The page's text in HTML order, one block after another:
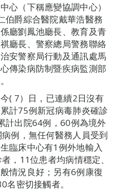
心（下稱應變協調中心）
伯爵綜合醫院戴華浩醫務
廳劉鳳池廳長、教育及青
廳長、警察總局警務聯絡
安警察局行動及通訊處馬
傳染病防制暨疾病監測部
( 7）日，已連續2日沒有
計75例新冠病毒肺炎確診
計出院64例，60例為境外
例，無任何醫務人員受到
臨床中心有1例外地輸入
，11位患者均病情穩定、
情況良好；另有6例康復
密切接觸者。